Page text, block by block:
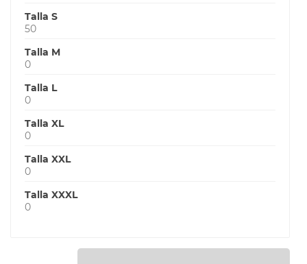
Talla S
50
Talla M
0
Talla L
0
Talla XL
0
Talla XXL
0
Talla XXXL
0